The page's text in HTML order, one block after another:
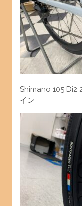
Shimano 105 Di2
イン